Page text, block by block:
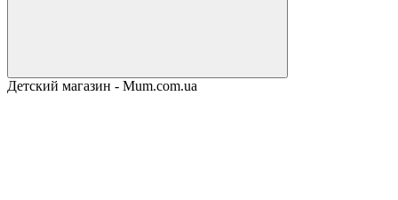
Детский магазин - Mum.com.ua